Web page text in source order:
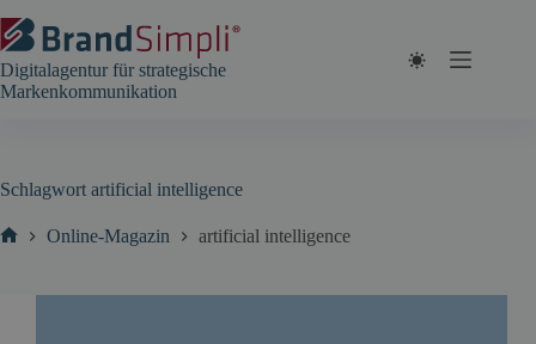
Inhalt
springen
Digitalagentur für strategische
Markenkommunikation
Schlagwort artificial intelligence
Online-Magazin artificial intelligence